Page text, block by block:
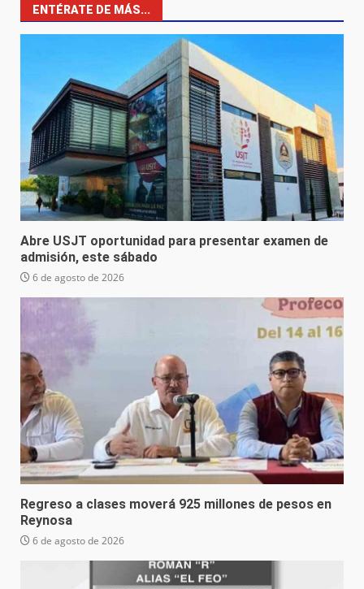
ENTÉRATE DE MÁS...
Abre USJT oportunidad para presentar examen de
admisión, este sábado
6 de agosto de 2026
Regreso a clases moverá 925 millones de pesos en
Reynosa
6 de agosto de 2026